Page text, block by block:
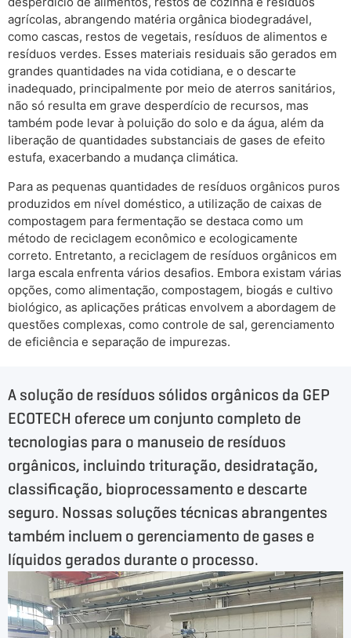
agrícolas, abrangendo matéria orgânica biodegradável,
como cascas, restos de vegetais, resíduos de alimentos e
resíduos verdes. Esses materiais residuais são gerados em
grandes quantidades na vida cotidiana, e o descarte
inadequado, principalmente por meio de aterros sanitários,
não só resulta em grave desperdício de recursos, mas
também pode levar à poluição do solo e da água, além da
liberação de quantidades substanciais de gases de efeito
estufa, exacerbando a mudança climática.
Para as pequenas quantidades de resíduos orgânicos puros
produzidos em nível doméstico, a utilização de caixas de
compostagem para fermentação se destaca como um
método de reciclagem econômico e ecologicamente
correto. Entretanto, a reciclagem de resíduos orgânicos em
larga escala enfrenta vários desafios. Embora existam várias
opções, como alimentação, compostagem, biogás e cultivo
biológico, as aplicações práticas envolvem a abordagem de
questões complexas, como controle de sal, gerenciamento
de eficiência e separação de impurezas.
A solução de resíduos sólidos orgânicos da GEP
ECOTECH oferece um conjunto completo de
tecnologias para o manuseio de resíduos
orgânicos, incluindo trituração, desidratação,
classificação, bioprocessamento e descarte
seguro. Nossas soluções técnicas abrangentes
também incluem o gerenciamento de gases e
líquidos gerados durante o processo.